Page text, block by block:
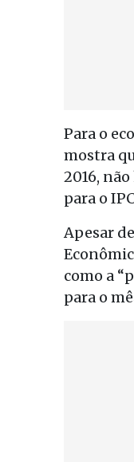
Para o
mostra
2016,
para o
Apesar
como a
para o